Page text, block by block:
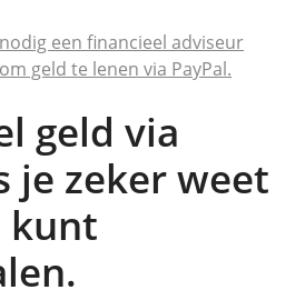
een financieel adviseur
geld te lenen via PayPal.
geld via
je zeker weet
kunt